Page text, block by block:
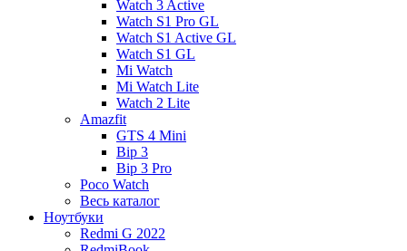
Watch 3 Active
Watch S1 Pro GL
Watch S1 Active GL
Watch S1 GL
Mi Watch
Mi Watch Lite
Watch 2 Lite
Amazfit
GTS 4 Mini
Bip 3
Bip 3 Pro
Poco Watch
Весь каталог
Ноутбуки
Redmi G 2022